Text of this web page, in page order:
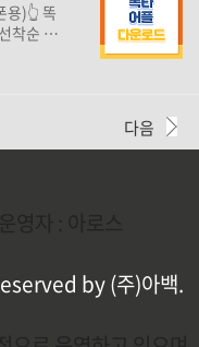
용)👆 똑
착순 마
좌석과
해 휴대
다음
by (주)아백.